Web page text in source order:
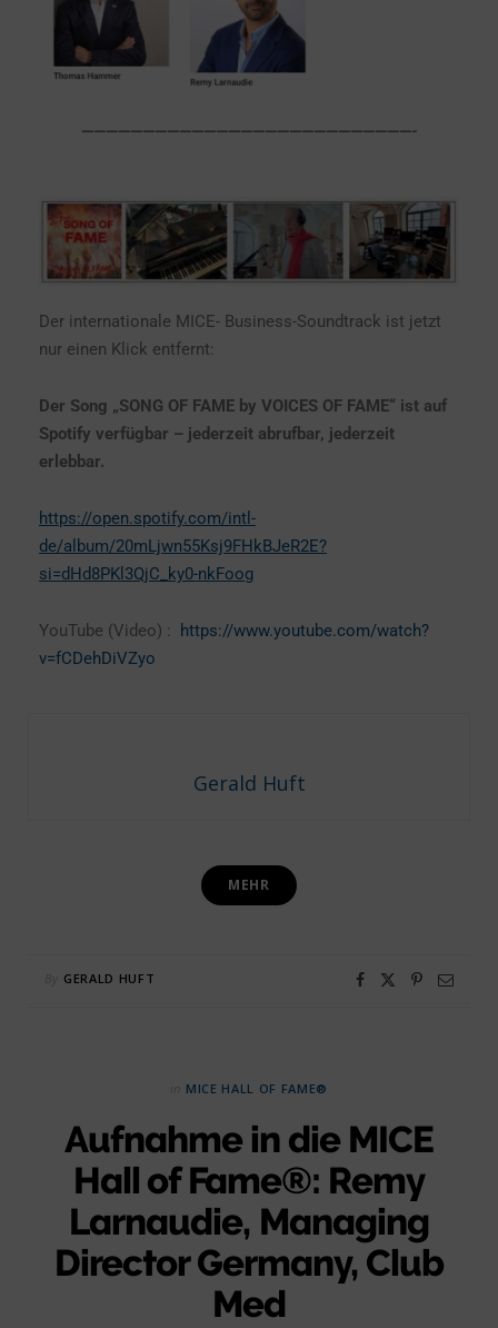
———————————————————————————-
Der internationale MICE- Business-Soundtrack ist jetzt
nur einen Klick entfernt:
Der Song „SONG OF FAME by VOICES OF FAME“ ist auf
Spotify verfügbar – jederzeit abrufbar, jederzeit
erlebbar.
https://open.spotify.com/intl-
de/album/20mLjwn55Ksj9FHkBJeR2E?
si=dHd8PKl3QjC_ky0-nkFoog
YouTube (Video) :
https://www.youtube.com/watch?
v=fCDehDiVZyo
Gerald Huft
MEHR
GERALD HUFT
MICE HALL OF FAME®
Aufnahme in die MICE
Hall of Fame®: Remy
Larnaudie, Managing
Director Germany, Club
Med